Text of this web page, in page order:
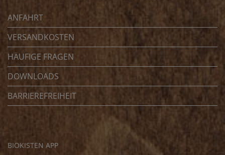
ANFAHRT
VERSANDKOSTEN
HÄUFIGE FRAGEN
DOWNLOADS
BARRIEREFREIHEIT
BIOKISTEN APP